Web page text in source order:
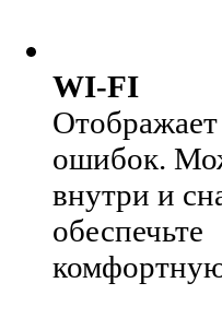
WI-FI
ошибок.
внутри и
обеспечьте